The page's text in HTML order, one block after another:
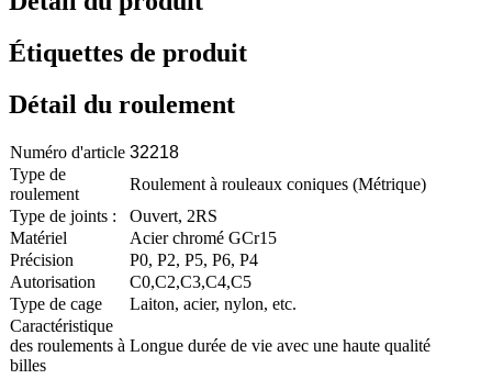
Étiquettes de produit
Détail du roulement
Numéro d'article 32218
Type de
roulement
Roulement à rouleaux coniques (Métrique)
Type de joints :
Ouvert, 2RS
Matériel
Acier chromé GCr15
Précision
P0, P2, P5, P6, P4
Autorisation
C0,C2,C3,C4,C5
Type de cage
Laiton, acier, nylon, etc.
Caractéristique
des roulements à
billes
Longue durée de vie avec une haute qualité